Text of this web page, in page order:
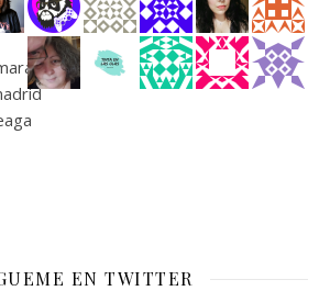
EN TWITTER